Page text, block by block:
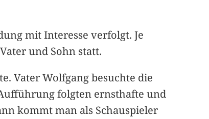
mit Interesse verfolgt. Je
und Sohn statt.
Vater Wolfgang besuchte die
folgten ernsthafte und
kommt man als Schauspieler